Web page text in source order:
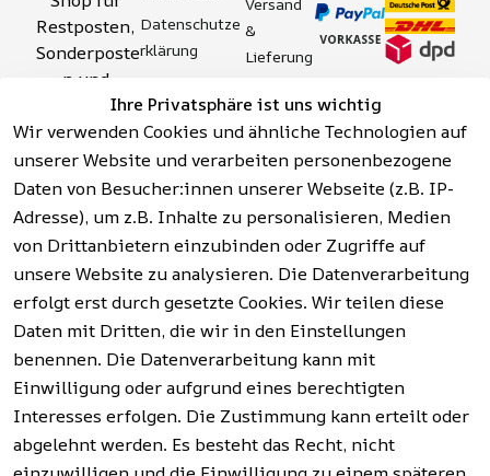
Ihre Privatsphäre ist uns wichtig
Wir verwenden Cookies und ähnliche Technologien auf
unserer Website und verarbeiten personenbezogene
Daten von Besucher:innen unserer Webseite (z.B. IP-
Adresse), um z.B. Inhalte zu personalisieren, Medien
von Drittanbietern einzubinden oder Zugriffe auf
unsere Website zu analysieren. Die Datenverarbeitung
erfolgt erst durch gesetzte Cookies. Wir teilen diese
Daten mit Dritten, die wir in den Einstellungen
benennen. Die Datenverarbeitung kann mit
Einwilligung oder aufgrund eines berechtigten
Interesses erfolgen. Die Zustimmung kann erteilt oder
abgelehnt werden. Es besteht das Recht, nicht
Restposten,
Sonderposte
n und
Aktionsartik
el rund um
Werkzeuge,
Garten,
Haushalt
und mehr.
Vertrag
widerrufen
Datenschutze
rklärung
tserklärung
Widerrufsrech
t
Hinweise zur
Batterieentso
rgung
&
Lieferung
&
Sicherhei
t
Häufige
Fragen
(FAQ)
Facebook |
Instagram |
Newsletter
AGB | Impressum |
Datenschutzerklärung |
Barrierefreiheitserklärung |
Widerrufsrecht